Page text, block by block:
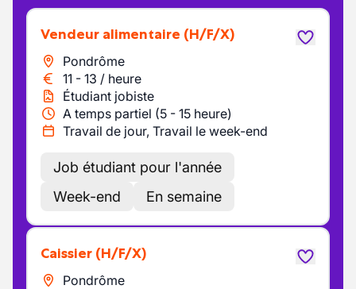
Vendeur alimentaire (H/F/X)
Pondrôme
11 - 13 / heure
Étudiant jobiste
A temps partiel (5 - 15 heure)
Travail de jour, Travail le week-end
Job étudiant pour l'année
Week-end
En semaine
Caissier (H/F/X)
Pondrôme